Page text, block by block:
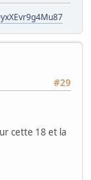
#29
cette 18 et la